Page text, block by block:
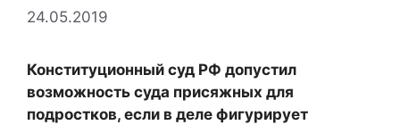
24.05.2019
Конституционный суд РФ допустил
возможность суда присяжных для
подростков, если в деле фигурирует